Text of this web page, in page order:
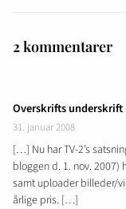
2 kommentarer
Overskrifts underskrift
31. januar 2008
[…] Nu har TV-2’s
bloggen d. 1. nov. 2007)
samt uploader billeder/
årlige pris. […]